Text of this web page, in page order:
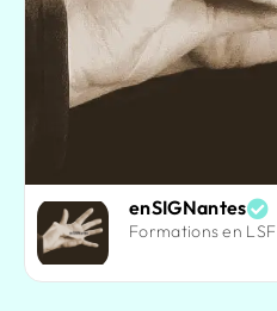
enSIGNantes
Formations en LSF